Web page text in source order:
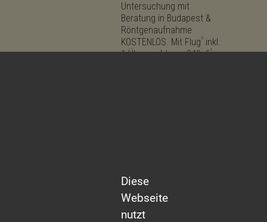
Untersuchung mit
Beratung in Budapest &
Röntgenaufnahme
KOSTENLOS. Mit Flug² inkl.
1 Übernachtung: 249,-€¹
Diese
Webseite
nutzt